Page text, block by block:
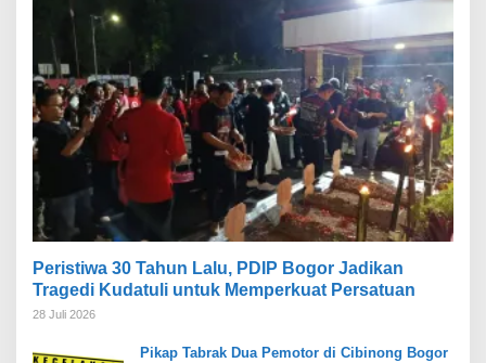
Peristiwa 30 Tahun Lalu, PDIP Bogor Jadikan
Tragedi Kudatuli untuk Memperkuat Persatuan
28 Juli 2026
Pikap Tabrak Dua Pemotor di Cibinong Bogor